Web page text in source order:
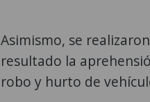
Asimismo, se
resultado la
robo y hurto de